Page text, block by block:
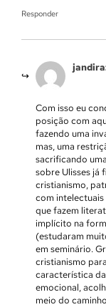
Responder
Com isso eu
posição com
fazendo uma
mas, uma
sacrificando
sobre Ulisses já
cristianismo,
com
que fazem
implícito na
(estudaram
em seminário.
cristianismo
característica
emocional,
meio do